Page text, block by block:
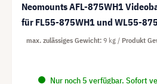
Neomounts AFL-875WH1
für FL55-875WH1 und WL55-
Nur noch 5 verfügbar. Sofort
max. zulässiges Gewicht 9 kg Produkt